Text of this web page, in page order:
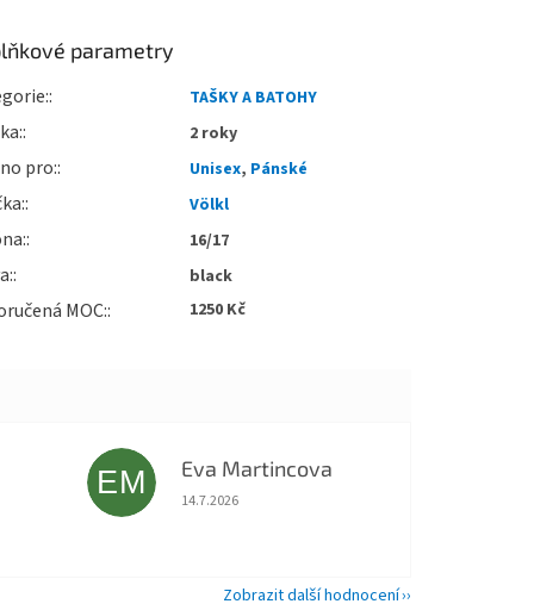
parametry
: TAŠKY A BATOHY
: 2 roky
pro: Unisex, Pánské
: Völkl
: 16/17
: black
MOC: 1250 Kč
z 5 hvězdiček.EM Eva Martincova
Hodnocení obchodu je 5 z 5 hvězdiček.
14.7.2026
Zobrazit další hodnocení